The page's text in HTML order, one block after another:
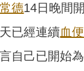
德14日晚間開
已經連續血便
自己已開始